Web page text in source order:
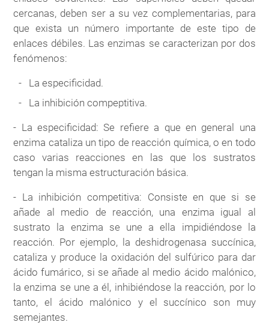
cercanas, deben ser a su vez complementarias, para
que exista un número importante de este tipo de
enlaces débiles. Las enzimas se caracterizan por dos
fenómenos:
La especificidad.
La inhibición compeptitiva.
- La especificidad: Se refiere a que en general una
enzima cataliza un tipo de reacción química, o en todo
caso varias reacciones en las que los sustratos
tengan la misma estructuración básica.
- La inhibición competitiva: Consiste en que si se
añade al medio de reacción, una enzima igual al
sustrato la enzima se une a ella impidiéndose la
reacción. Por ejemplo, la deshidrogenasa succínica,
cataliza y produce la oxidación del sulfúrico para dar
ácido fumárico, si se añade al medio ácido malónico,
la enzima se une a él, inhibiéndose la reacción, por lo
tanto, el ácido malónico y el succínico son muy
semejantes.